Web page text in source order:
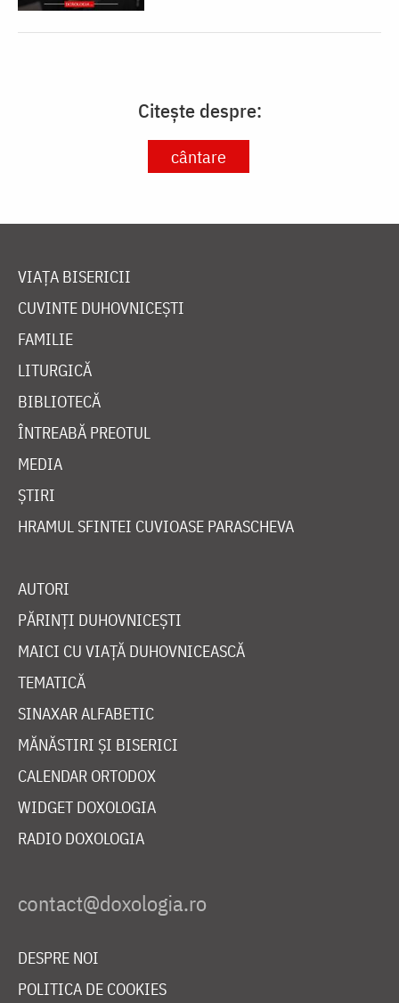
Citește despre:
cântare
VIAȚA BISERICII
CUVINTE DUHOVNICEȘTI
FAMILIE
LITURGICĂ
BIBLIOTECĂ
ÎNTREABĂ PREOTUL
MEDIA
ȘTIRI
HRAMUL SFINTEI CUVIOASE PARASCHEVA
AUTORI
PĂRINȚI DUHOVNICEȘTI
MAICI CU VIAȚĂ DUHOVNICEASCĂ
TEMATICĂ
SINAXAR ALFABETIC
MĂNĂSTIRI ȘI BISERICI
CALENDAR ORTODOX
WIDGET DOXOLOGIA
RADIO DOXOLOGIA
DESPRE NOI
POLITICA DE COOKIES